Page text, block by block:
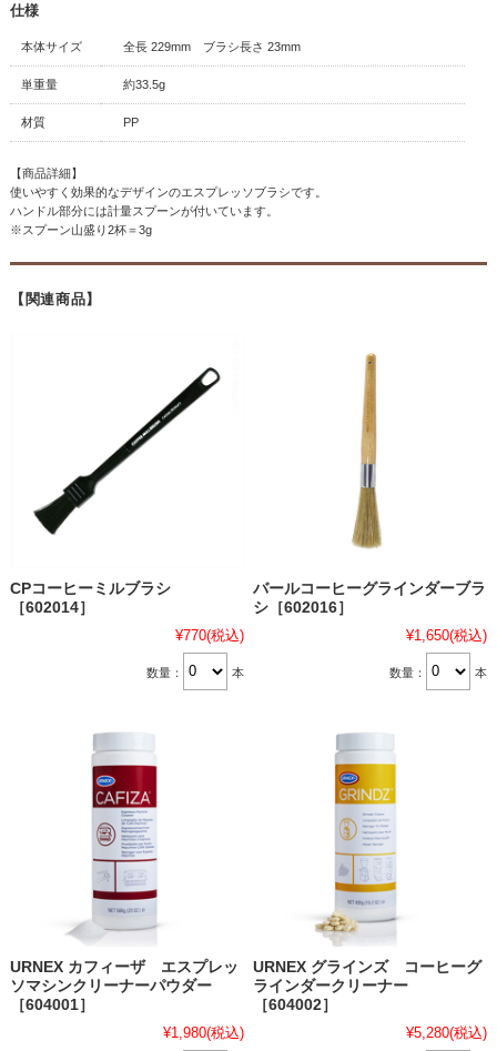
仕様
本体サイズ 全長 229mm ブラシ長さ 23mm
単重量 約33.5g
材質 PP
【商品詳細】
使いやすく効果的なデザインのエスプレッソブラシです。
ハンドル部分には計量スプーンが付いています。
※スプーン山盛り2杯＝3g
【関連商品】
CPコーヒーミルブラシ
［602014］
¥770(税込)
数量： 本
バールコーヒーグラインダーブラ
シ［602016］
¥1,650(税込)
数量： 本
URNEX カフィーザ エスプレッ
ソマシンクリーナーパウダー
［604001］
¥1,980(税込)
URNEX グラインズ コーヒーグ
ラインダークリーナー
［604002］
¥5,280(税込)